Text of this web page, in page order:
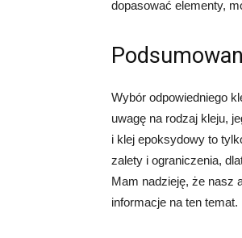
dopasować elementy,
Wybór odpowiedniego
uwagę na rodzaj kleju,
i klej epoksydowy to
zalety i ograniczenia,
Mam nadzieję, że nasz
informacje na ten